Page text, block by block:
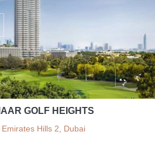
GOLF HEIGHTS
Emirates Hills 2, Dubai